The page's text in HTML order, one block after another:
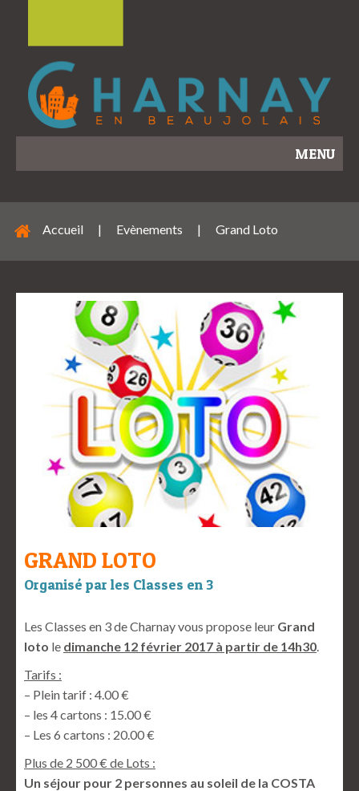
MENU
Accueil | Evènements | Grand Loto
GRAND LOTO
Organisé par les Classes en 3
Les Classes en 3 de Charnay vous propose leur Grand
loto le dimanche 12 février 2017 à partir de 14h30
Tarifs :
– Plein tarif : 4.00 €
– les 4 cartons : 15.00 €
– Les 6 cartons : 20.00 €
Plus de 2 500 € de Lots :
Un séjour pour 2 personnes au soleil de la COSTA